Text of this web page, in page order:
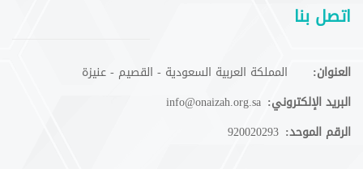
اتصل بنا
العنوان:
المملكة العربية السعودية - القصيم - عنيزة
البريد الإلكتروني: info@onaizah.org.sa
الرقم الموحد: 920020293